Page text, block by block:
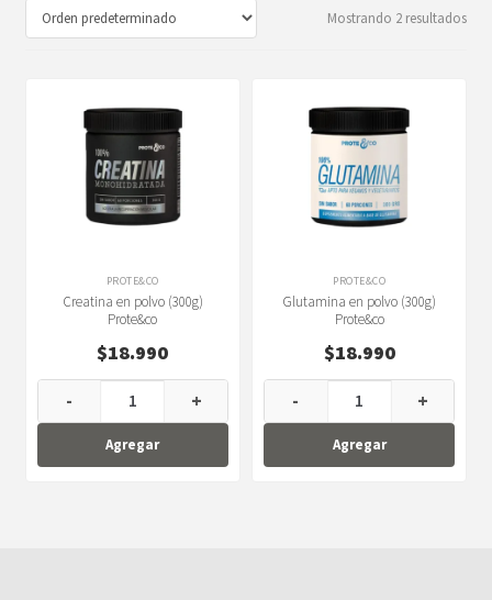
Mostrando 2 resultados
PROTE&CO
Creatina en polvo (300g)
Prote&co
$18.990
-
+
Agregar
PROTE&CO
Glutamina en polvo (300g)
Prote&co
$18.990
-
+
Agregar